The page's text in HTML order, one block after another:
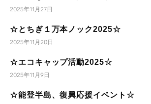
2025年11月27日
☆とちぎ１万本ノック2025☆
2025年11月20日
☆エコキャップ活動2025☆
2025年11月9日
☆能登半島、復興応援イベント☆